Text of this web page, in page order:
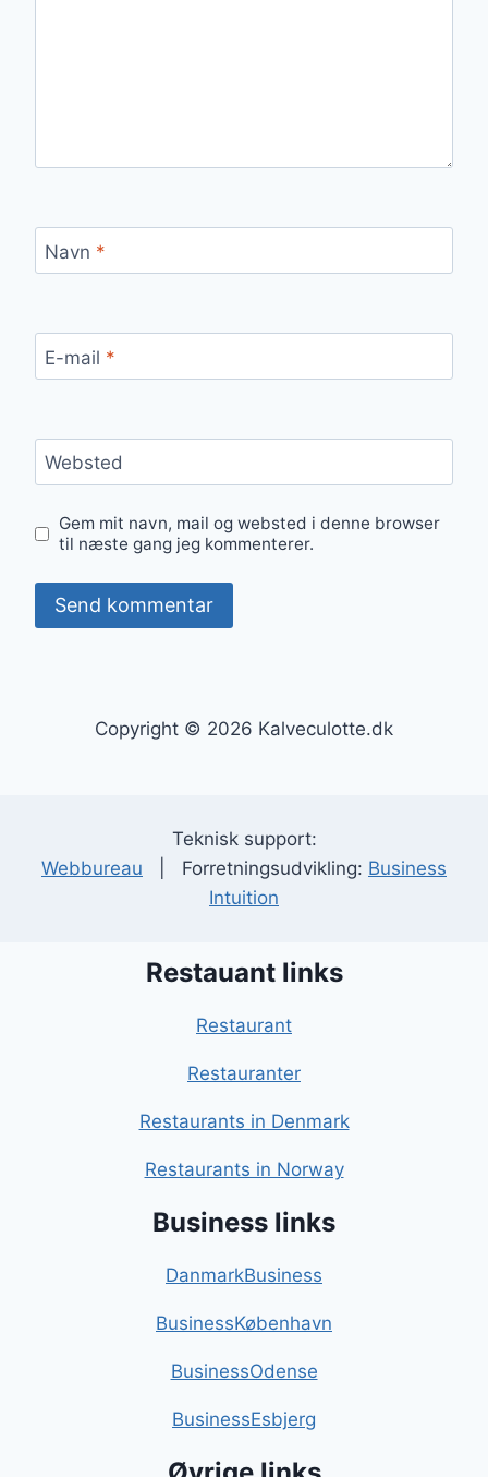
Navn *
E-mail *
Websted
Gem mit navn, mail og websted i denne browser
til næste gang jeg kommenterer.
Copyright © 2026 Kalveculotte.dk
Teknisk support:
Webbureau | Forretningsudvikling: Business
Intuition
Restauant links
Restaurant
Restauranter
Restaurants in Denmark
Restaurants in Norway
Business links
DanmarkBusiness
BusinessKøbenhavn
BusinessOdense
BusinessEsbjerg